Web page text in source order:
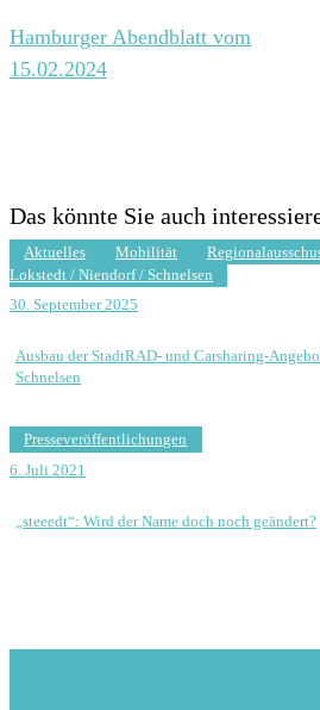
Hamburger Abendblatt vom
15.02.2024
Das könnte Sie auch
Aktuelles Mobilität
Lokstedt / Niendorf / Schnelsen
30. September 2025
Ausbau der StadtRAD- und Carsharing-
Schnelsen
Presseveröffentlichungen
6. Juli 2021
„steeedt“: Wird der Name doch noch geändert?